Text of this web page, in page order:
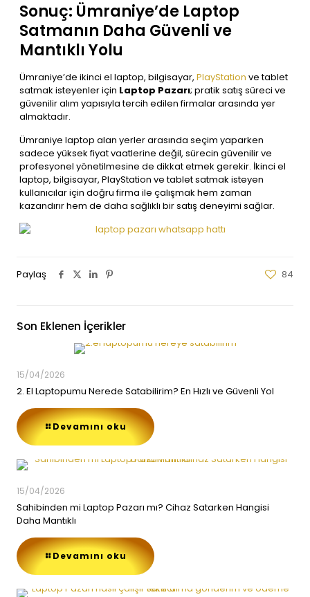
Sonuç: Ümraniye’de Laptop
Satmanın Daha Güvenli ve
Mantıklı Yolu
Ümraniye’de ikinci el laptop, bilgisayar, PlayStation ve tablet
satmak isteyenler için Laptop Pazarı; pratik satış süreci ve
güvenilir alım yapısıyla tercih edilen firmalar arasında yer
almaktadır.
Ümraniye laptop alan yerler arasında seçim yaparken
sadece yüksek fiyat vaatlerine değil, sürecin güvenilir ve
profesyonel yönetilmesine de dikkat etmek gerekir. İkinci el
laptop, bilgisayar, PlayStation ve tablet satmak isteyen
kullanıcılar için doğru firma ile çalışmak hem zaman
kazandırır hem de daha sağlıklı bir satış deneyimi sağlar.
Paylaş 84
Son Eklenen İçerikler
15/04/2026
2. El Laptopumu Nerede Satabilirim? En Hızlı ve Güvenli Yol
Devamını oku
15/04/2026
Sahibinden mi Laptop Pazarı mı? Cihaz Satarken Hangisi
Daha Mantıklı
Devamını oku